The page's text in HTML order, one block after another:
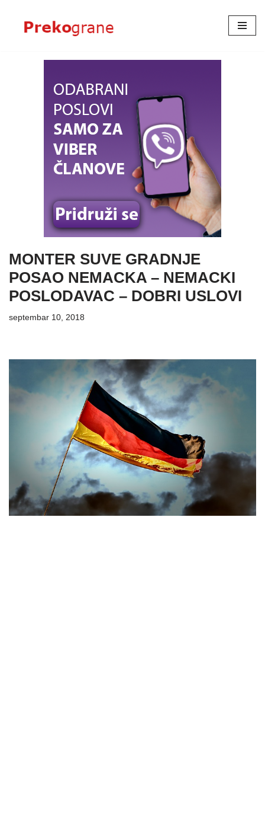
Skoči
MONTER SUVE GRADNJE
POSAO NEMACKA – NEMACKI
POSLODAVAC – DOBRI USLOVI
septembar 10, 2018